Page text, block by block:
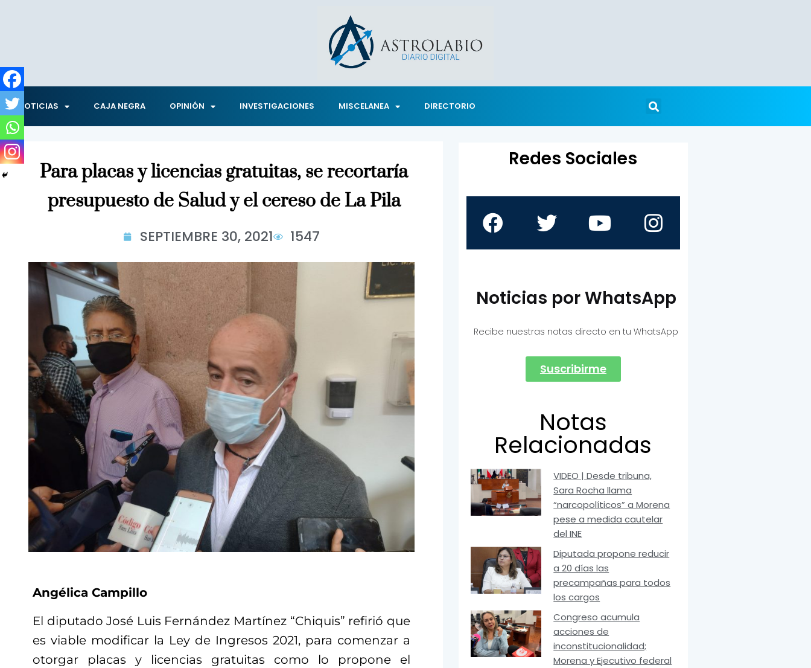
NOTICIAS CAJA NEGRA OPINIÓN INVESTIGACIONES MISCELANEA DIRECTORIO
Para placas y licencias gratuitas, se recortaría
presupuesto de Salud y el cereso de La Pila
SEPTIEMBRE 30, 2021 1547
Angélica Campillo
El diputado José Luis Fernández Martínez “Chiquis” refirió que
es viable modificar la Ley de Ingresos 2021, para comenzar a
otorgar placas y licencias gratuitas como lo propone el
Redes Sociales
Noticias por WhatsApp
Recibe nuestras notas directo en tu WhatsApp
Suscribirme
Notas
Relacionadas
VIDEO | Desde tribuna,
Sara Rocha llama
“narcopolíticos” a Morena
pese a medida cautelar
del INE
Diputada propone reducir
a 20 días las
precampañas para todos
los cargos
Congreso acumula
acciones de
inconstitucionalidad;
Morena y Ejecutivo federal